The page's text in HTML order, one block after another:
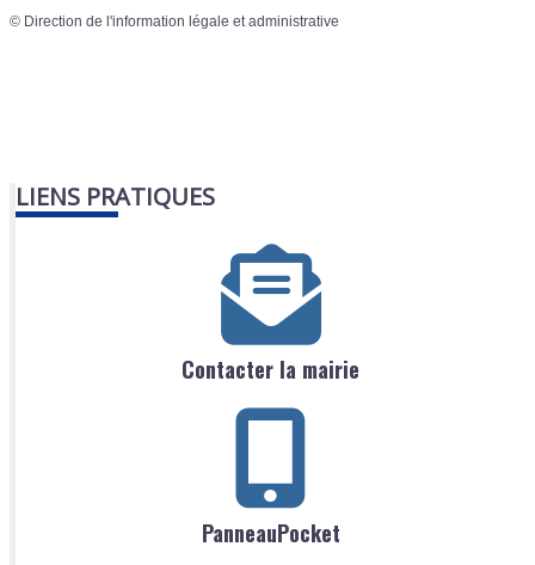
© Direction de l'information légale et administrative
LIENS PRATIQUES
Contacter la mairie
PanneauPocket